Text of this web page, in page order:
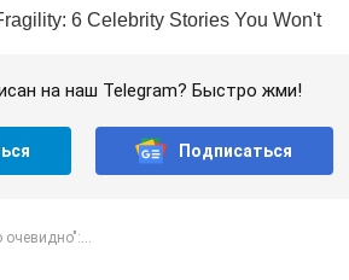
на наш Telegram? Быстро жми!
Подписаться
очевидно":...